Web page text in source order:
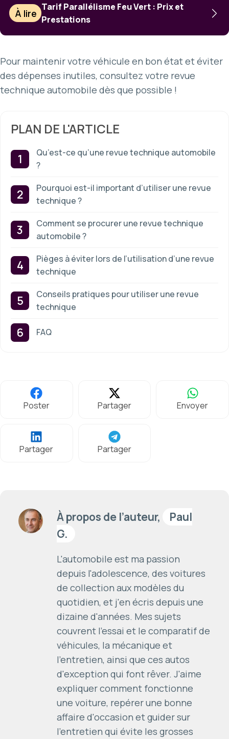
À lire
Tarif Parallélisme Feu Vert : Prix et
Prestations
Pour maintenir votre véhicule en bon état et éviter
des dépenses inutiles, consultez votre revue
technique automobile dès que possible !
PLAN DE L'ARTICLE
Qu’est-ce qu’une revue technique automobile
?
Pourquoi est-il important d’utiliser une revue
technique ?
Comment se procurer une revue technique
automobile ?
Pièges à éviter lors de l’utilisation d’une revue
technique
Conseils pratiques pour utiliser une revue
technique
FAQ
Poster Partager Envoyer
Partager Partager
À propos de l’auteur,
Paul
G.
L'automobile est ma passion
depuis l'adolescence, des voitures
de collection aux modèles du
quotidien, et j'en écris depuis une
dizaine d'années. Mes sujets
couvrent l'essai et le comparatif de
véhicules, la mécanique et
l'entretien, ainsi que ces autos
d'exception qui font rêver. J'aime
expliquer comment fonctionne
une voiture, repérer une bonne
affaire d'occasion et guider sur
l'entretien qui évite les grosses